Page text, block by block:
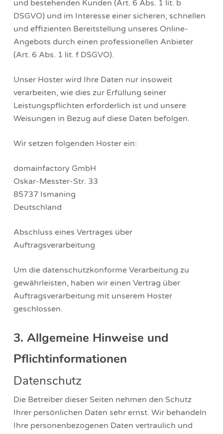
und bestehenden Kunden (Art. 6 Abs. 1 lit. b
DSGVO) und im Interesse einer sicheren, schnellen
und effizienten Bereitstellung unseres Online-
Angebots durch einen professionellen Anbieter
(Art. 6 Abs. 1 lit. f DSGVO).
Unser Hoster wird Ihre Daten nur insoweit
verarbeiten, wie dies zur Erfüllung seiner
Leistungspflichten erforderlich ist und unsere
Weisungen in Bezug auf diese Daten befolgen.
Wir setzen folgenden Hoster ein:
domainfactory GmbH
Oskar-Messter-Str. 33
85737 Ismaning
Deutschland
Abschluss eines Vertrages über
Auftragsverarbeitung
Um die datenschutzkonforme Verarbeitung zu
gewährleisten, haben wir einen Vertrag über
Auftragsverarbeitung mit unserem Hoster
geschlossen.
3. Allgemeine Hinweise und
Pflichtinformationen
Datenschutz
Die Betreiber dieser Seiten nehmen den Schutz
Ihrer persönlichen Daten sehr ernst. Wir behandeln
Ihre personenbezogenen Daten vertraulich und